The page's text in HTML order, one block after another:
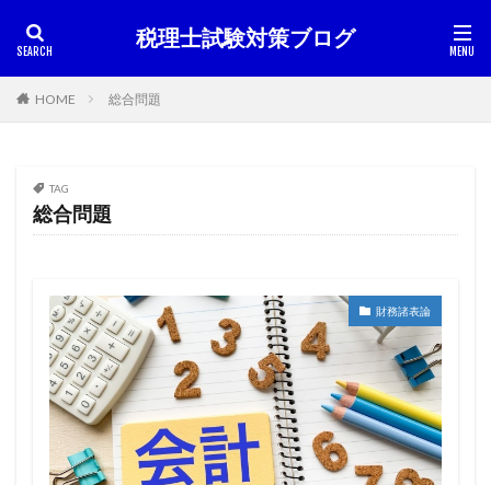
税理士試験対策ブログ
HOME 総合問題
TAG
総合問題
財務諸表論